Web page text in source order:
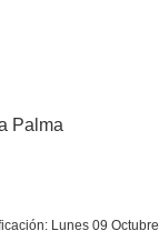
Palma
: Lunes 09 Octubre